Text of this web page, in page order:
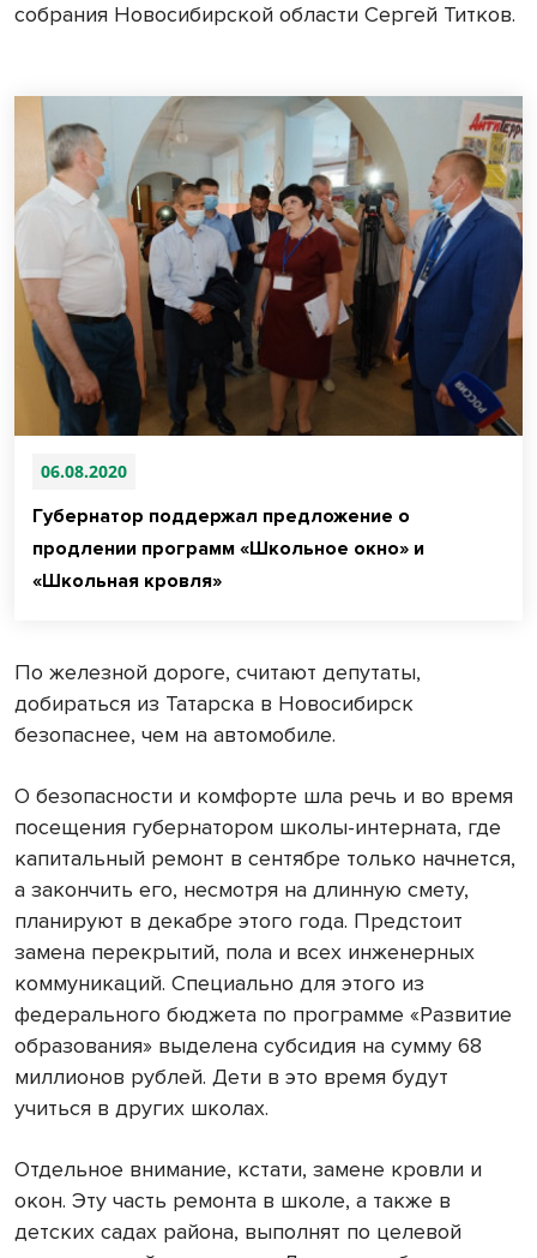
собрания Новосибирской области Сергей Титков.
06.08.2020
Губернатор поддержал предложение о
продлении программ «Школьное окно» и
«Школьная кровля»
По железной дороге, считают депутаты,
добираться из Татарска в Новосибирск
безопаснее, чем на автомобиле.
О безопасности и комфорте шла речь и во время
посещения губернатором школы-интерната, где
капитальный ремонт в сентябре только начнется,
а закончить его, несмотря на длинную смету,
планируют в декабре этого года. Предстоит
замена перекрытий, пола и всех инженерных
коммуникаций. Специально для этого из
федерального бюджета по программе «Развитие
образования» выделена субсидия на сумму 68
миллионов рублей. Дети в это время будут
учиться в других школах.
Отдельное внимание, кстати, замене кровли и
окон. Эту часть ремонта в школе, а также в
детских садах района, выполнят по целевой